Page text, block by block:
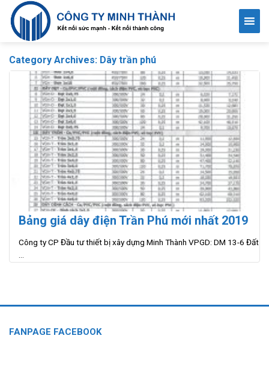
Skip
content
Category Archives: Dây trần phú
Bảng giá dây điện Trần Phú mới nhất 2019
Công ty CP Đầu tư thiết bị xây dựng Minh Thành VPGD: DM 13-6 Đất
FANPAGE FACEBOOK